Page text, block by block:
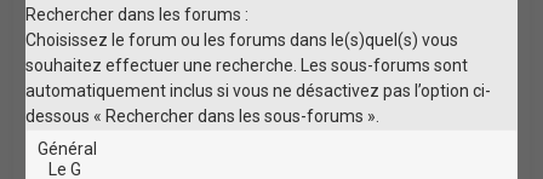
Rechercher dans les forums :
Choisissez le forum ou les forums dans le(s)quel(s) vous
souhaitez effectuer une recherche. Les sous-forums sont
automatiquement inclus si vous ne désactivez pas l’option ci-
dessous « Rechercher dans les sous-forums ».